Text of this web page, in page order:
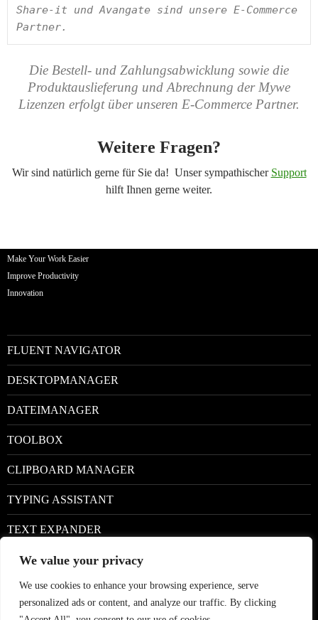
We value your privacy
We use cookies to enhance your browsing experience, serve
personalized ads or content, and analyze our traffic. By clicking
Share-it und Avangate sind unsere E-Commerce
Partner.
Die Bestell- und Zahlungsabwicklung sowie die
Produktauslieferung und Abrechnung der Mywe
Lizenzen erfolgt über unseren E-Commerce Partner.
Weitere Fragen?
Wir sind natürlich gerne für Sie da! Unser sympathischer Support
hilft Ihnen gerne weiter.
Make Your Work Easier
Improve Productivity
Innovation
FLUENT NAVIGATOR
DESKTOPMANAGER
DATEIMANAGER
TOOLBOX
CLIPBOARD MANAGER
TYPING ASSISTANT
TEXT EXPANDER
Facebook
Twitter